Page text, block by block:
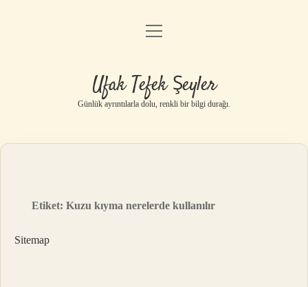
Anasayfa
Yasal Uyarı
menüyü
Ufak Tefek Şeyler
Günlük ayrıntılarla dolu, renkli bir bilgi durağı.
Etiket:Kuzu kıyma nerelerde kullanılır
Sitemap